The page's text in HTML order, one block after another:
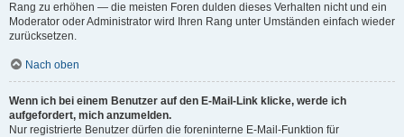
Rang zu erhöhen — die meisten Foren dulden dieses Verhalten nicht und ein
Moderator oder Administrator wird Ihren Rang unter Umständen einfach wieder
zurücksetzen.
Nach oben
Wenn ich bei einem Benutzer auf den E-Mail-Link klicke, werde ich
aufgefordert, mich anzumelden.
Nur registrierte Benutzer dürfen die foreninterne E-Mail-Funktion für